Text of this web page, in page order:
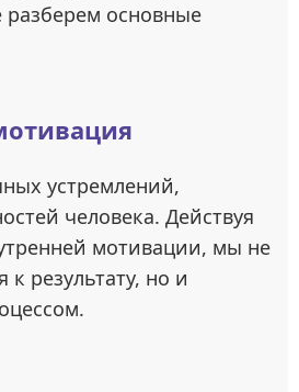
основные
устремлений,
человека. Действуя
мотивации, мы не
к результату, но и